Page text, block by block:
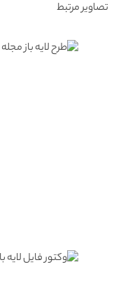
تصاویر مرتبط